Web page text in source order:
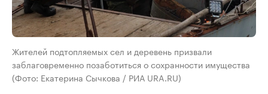
Жителей подтопляемых сел и деревень призвали
заблаговременно позаботиться о сохранности имущества
(Фото: Екатерина Сычкова / РИА URA.RU)